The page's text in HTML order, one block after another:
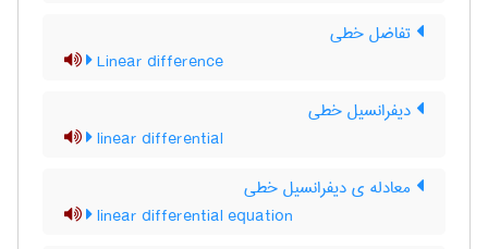
تفاضل خطی
Linear difference
دیفرانسیل خطی
linear differential
معادله ی دیفرانسیل خطی
linear differential equation